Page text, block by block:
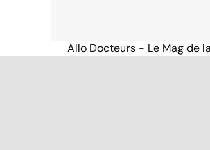
Allo Docteurs - Le Mag de